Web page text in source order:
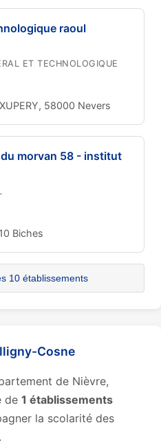
raoul
ET TECHNOLOGIQUE
58000 Nevers
morvan 58 - institut
Biches
10 établissements
Cosne
de Nièvre,
de 1 établissements
la scolarité des